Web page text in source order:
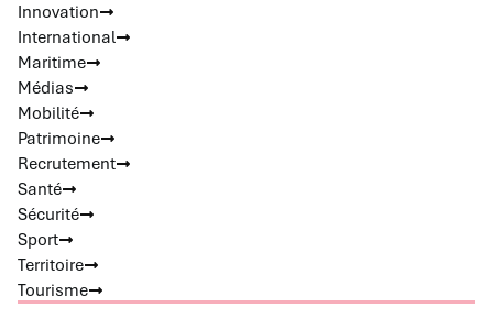
Innovation
International
Maritime
Médias
Mobilité
Patrimoine
Recrutement
Santé
Sécurité
Sport
Territoire
Tourisme